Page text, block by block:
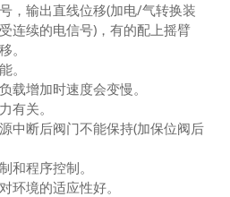
，输出直线位移(加电/气转换装
连续的电信号)，有的配上摇臂
。
。
载增加时速度会变慢。
有关。
中断后阀门不能保持(加保位阀后
和程序控制。
环境的适应性好。